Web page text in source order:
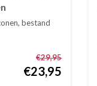
bestand
€29,95
€23,95